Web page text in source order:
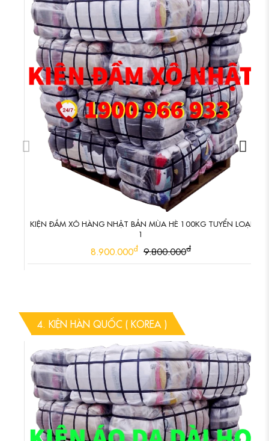
KIỆN ĐẦM XÔ HÀNG NHẬT BẢN MÙA HÈ 100KG TUYỂN LOẠI
1
8.900.000đ 9.800.000đ
4. KIỆN HÀN QUỐC ( KOREA )